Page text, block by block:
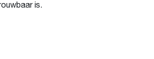
is.